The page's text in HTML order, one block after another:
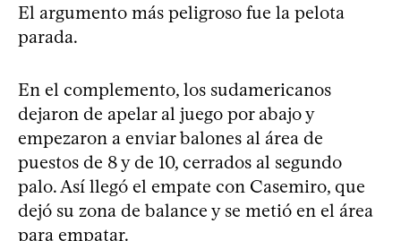
El argumento más peligroso fue la pelota
parada.
En el complemento, los sudamericanos
dejaron de apelar al juego por abajo y
empezaron a enviar balones al área de
puestos de 8 y de 10, cerrados al segundo
palo. Así llegó el empate con Casemiro, que
dejó su zona de balance y se metió en el área
para empatar.